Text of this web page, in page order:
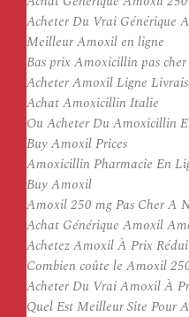
Acheter Du Vrai Générique
Meilleur Amoxil en ligne
Bas prix Amoxicillin pas cher
Acheter Amoxil Ligne
Achat Amoxicillin Italie
Ou Acheter Du Amoxicillin
Buy Amoxil Prices
Amoxicillin Pharmacie En
Buy Amoxil
Amoxil 250 mg Pas Cher A
Achat Générique Amoxil
Achetez Amoxil À Prix
Combien coûte le Amoxil
Acheter Du Vrai Amoxil À
Quel Est Meilleur Site Pour